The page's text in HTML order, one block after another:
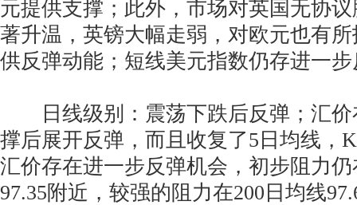
元提供支撑；此外，市场对英国无协
著升温，英镑大幅走弱，对欧元也有
供反弹动能；短线美元指数仍存进一
日线级别：震荡下跌后反弹；汇价
撑后展开反弹，而且收复了5日均线，
汇价存在进一步反弹机会，初步阻力仍
97.35附近，较强的阻力在200日均线